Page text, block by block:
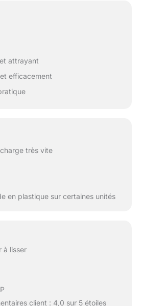
attrayant
efficacement
très vite
en plastique sur certaines unités
à lisser
client : 4,0 sur 5 étoiles